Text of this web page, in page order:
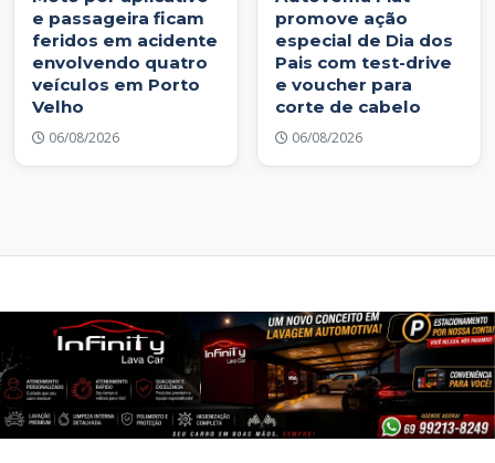
e passageira ficam
feridos em acidente
envolvendo quatro
veículos em Porto
Velho
06/08/2026
promove ação
especial de Dia dos
Pais com test-drive
e voucher para
corte de cabelo
06/08/2026